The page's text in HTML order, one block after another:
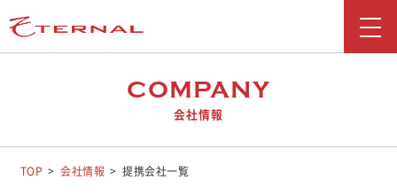
COMPANY
会社情報
TOP 会社情報 提携会社一覧